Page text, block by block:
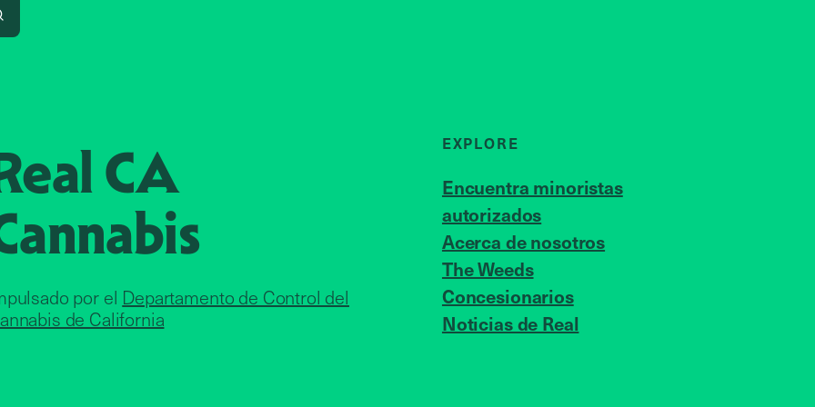
CA
por el Departamento de Control del
de California
EXPLORE
Encuentra minoristas
autorizados
Acerca de nosotros
The Weeds
Concesionarios
Noticias de Real